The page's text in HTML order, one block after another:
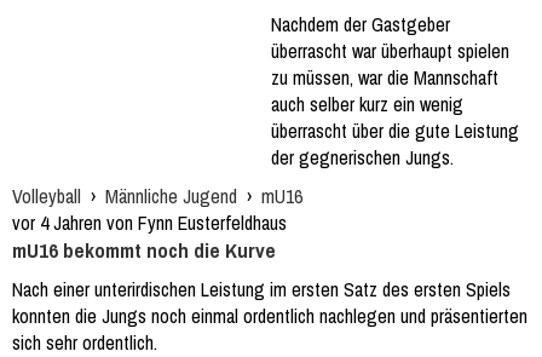
Nachdem der Gastgeber
überrascht war überhaupt spielen
zu müssen, war die Mannschaft
auch selber kurz ein wenig
überrascht über die gute Leistung
der gegnerischen Jungs.
Volleyball › Männliche Jugend › mU16
vor 4 Jahren von Fynn Eusterfeldhaus
mU16 bekommt noch die Kurve
Nach einer unterirdischen Leistung im ersten Satz des ersten Spiels
konnten die Jungs noch einmal ordentlich nachlegen und präsentierten
sich sehr ordentlich.